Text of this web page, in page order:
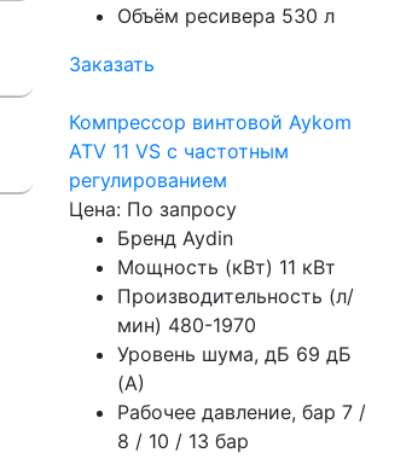
Объём ресивера 530 л
Заказать
Компрессор винтовой Aykom
ATV 11 VS с частотным
регулированием
Цена: По запросу
Бренд Aydin
Мощность (кВт) 11 кВт
Производительность (л/
мин) 480-1970
Уровень шума, дБ 69 дБ
(А)
Рабочее давление, бар 7 /
8 / 10 / 13 бар